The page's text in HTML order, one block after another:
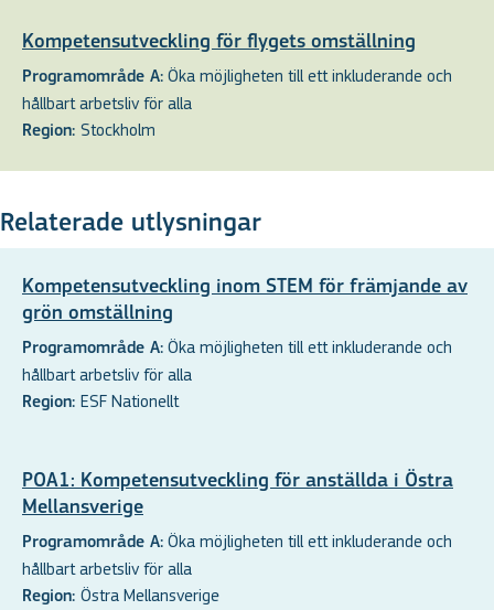
Kompetensutveckling för flygets omställning
Programområde A: Öka möjligheten till ett inkluderande och
hållbart arbetsliv för alla
Region: Stockholm
Relaterade utlysningar
Kompetensutveckling inom STEM för främjande av
grön omställning
Programområde A: Öka möjligheten till ett inkluderande och
hållbart arbetsliv för alla
Region: ESF Nationellt
POA1: Kompetensutveckling för anställda i Östra
Mellansverige
Programområde A: Öka möjligheten till ett inkluderande och
hållbart arbetsliv för alla
Region: Östra Mellansverige